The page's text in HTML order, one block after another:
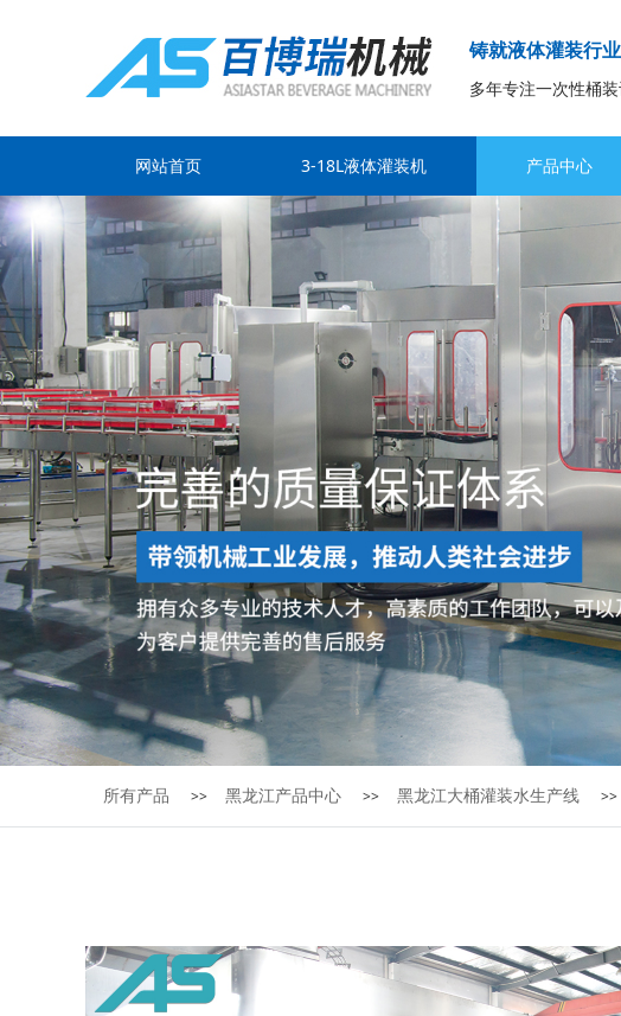
铸就液体灌装行
多年专注一次性桶
网站首页 3-18L液体灌装机 产品中心
所有产品 >> 黑龙江产品中心 >> 黑龙江大桶灌装水生产线 >>